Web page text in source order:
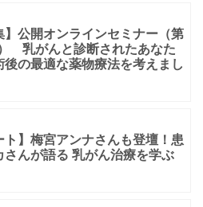
】公開オンラインセミナー（第
乳がんと診断されたあなた
後の最適な薬物療法を考えまし
ト】梅宮アンナさんも登壇！患
さんが語る 乳がん治療を学ぶ